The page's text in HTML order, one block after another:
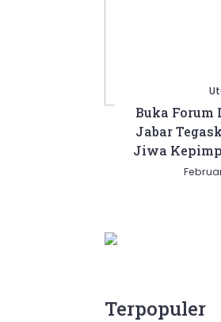
Buka Forum
Jabar
Jiwa
Terpopuler